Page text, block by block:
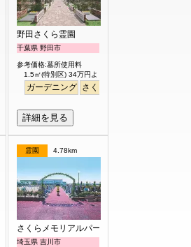
聖地
ペット
野田さくら霊園
千葉県 野田市
参考価格:墓所使用料
1.5㎡(特別区) 34万円より
ガーデニング さくら
詳細を見る
霊園 4.78km
さくらメモリアルパーク
埼玉県 吉川市